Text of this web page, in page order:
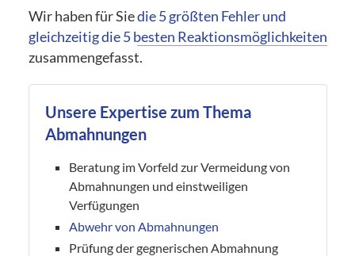
Wir haben für Siedie 5 größten Fehler und
gleichzeitig die 5 besten Reaktionsmöglichkeiten
zusammengefasst.
Unsere Expertise zum Thema
Abmahnungen
Beratung im Vorfeld zur Vermeidung von
Abmahnungen und einstweiligen
Verfügungen
Abwehr von Abmahnungen
Prüfung der gegnerischen Abmahnung